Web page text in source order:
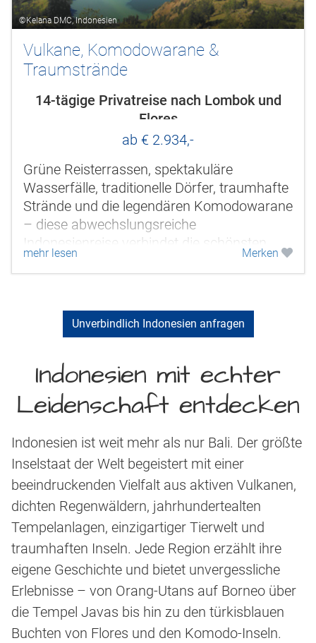
©Kelana DMC, Indonesien
Vulkane, Komodowarane &
Traumstrände
14-tägige Privatreise nach Lombok und
Flores
ab € 2.934,-
Grüne Reisterrassen, spektakuläre
Wasserfälle, traditionelle Dörfer, traumhafte
Strände und die legendären Komodowarane
– diese abwechslungsreiche
Indonesienreise verbindet die schönsten
Seiten von Lombok und Flores mit einer...
mehr lesen Merken
Unverbindlich Indonesien anfragen
Indonesien mit echter
Leidenschaft entdecken
Indonesien ist weit mehr als nur Bali. Der größte
Inselstaat der Welt begeistert mit einer
beeindruckenden Vielfalt aus aktiven Vulkanen,
dichten Regenwäldern, jahrhundertealten
Tempelanlagen, einzigartiger Tierwelt und
traumhaften Inseln. Jede Region erzählt ihre
eigene Geschichte und bietet unvergessliche
Erlebnisse – von Orang-Utans auf Borneo über
die Tempel Javas bis hin zu den türkisblauen
Buchten von Flores und den Komodo-Inseln.